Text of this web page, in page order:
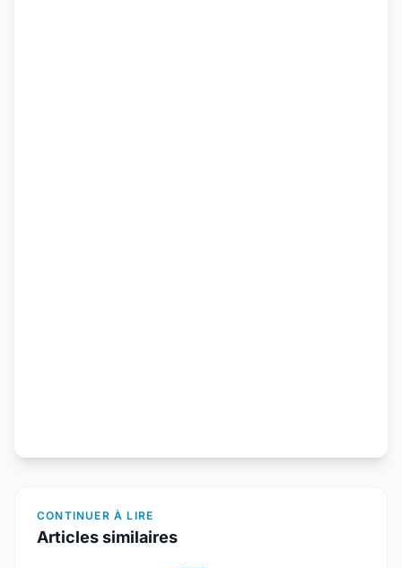
CONTINUER À LIRE
Articles similaires